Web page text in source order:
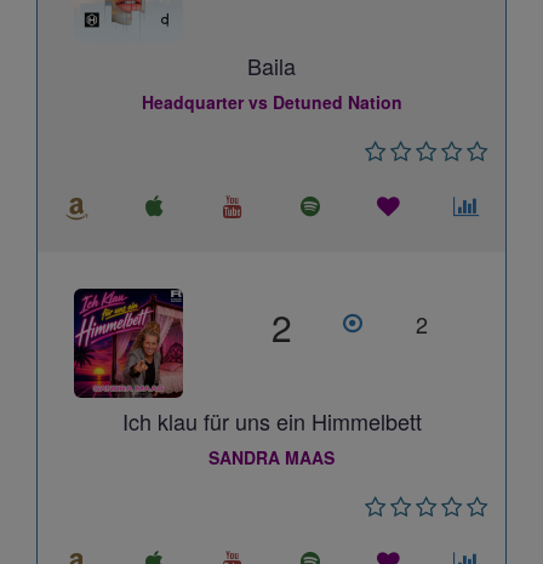
Baila
Headquarter vs Detuned Nation
2 2
Ich klau für uns ein Himmelbett
SANDRA MAAS